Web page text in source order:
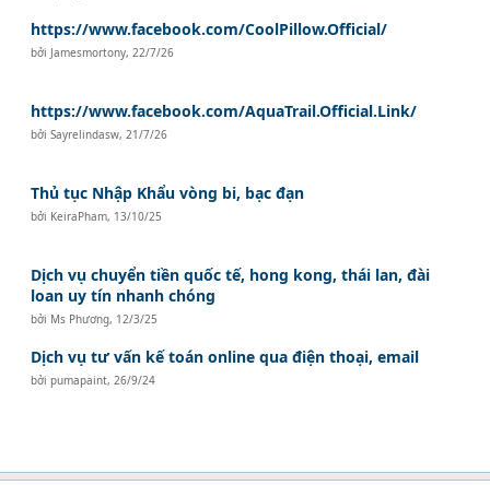
https://www.facebook.com/CoolPillow.Official/
bởi Jamesmortony, 22/7/26
https://www.facebook.com/AquaTrail.Official.Link/
bởiSayrelindasw, 21/7/26
Thủ tục Nhập Khẩu vòng bi, bạc đạn
bởi KeiraPham, 13/10/25
Dịch vụ chuyển tiền quốc tế, hong kong, thái lan, đài
loan uy tín nhanh chóng
bởi Ms Phương, 12/3/25
Dịch vụ tư vấn kế toán online qua điện thoại, email
bởipumapaint, 26/9/24